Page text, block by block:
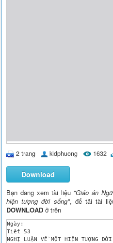
2 trang kidphuong 1632
Download
Bạn đang xem tài liệu "Giáo án
hiện tượng đời sống", để tải tài
DOWNLOAD ở trên
Ngày:
Tiết 53
NGHỊ LUẬN VỀ MỘT HIỆN TƯỢNG ĐỜI